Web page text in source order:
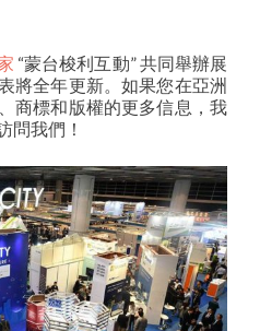
“蒙台梭利互動” 共同舉辦展
將全年更新。如果您在亞洲
商標和版權的更多信息，我
問我們！